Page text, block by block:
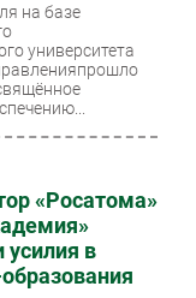
на базе
университета
«Росатома»
усилия в